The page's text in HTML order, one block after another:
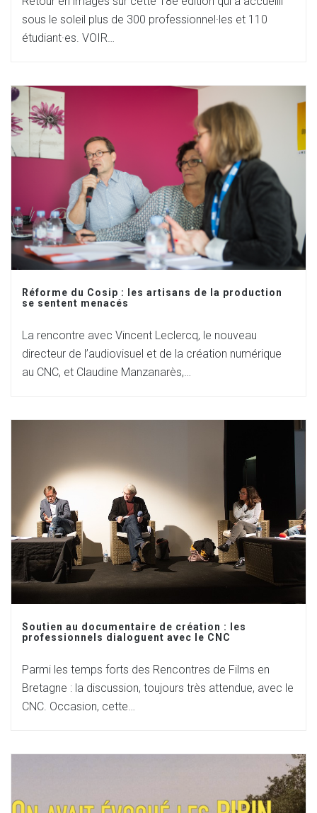
sous le soleil plus de 300 professionnel·les et 110
étudiant·es. VOIR…
Réforme du Cosip : les artisans de la production
se sentent menacés
La rencontre avec Vincent Leclercq, le nouveau
directeur de l’audiovisuel et de la création numérique
au CNC, et Claudine Manzanarès,…
Soutien au documentaire de création : les
professionnels dialoguent avec le CNC
Parmi les temps forts des Rencontres de Films en
Bretagne : la discussion, toujours très attendue, avec le
CNC. Occasion, cette…